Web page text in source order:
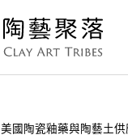
美國陶瓷釉藥與陶藝土